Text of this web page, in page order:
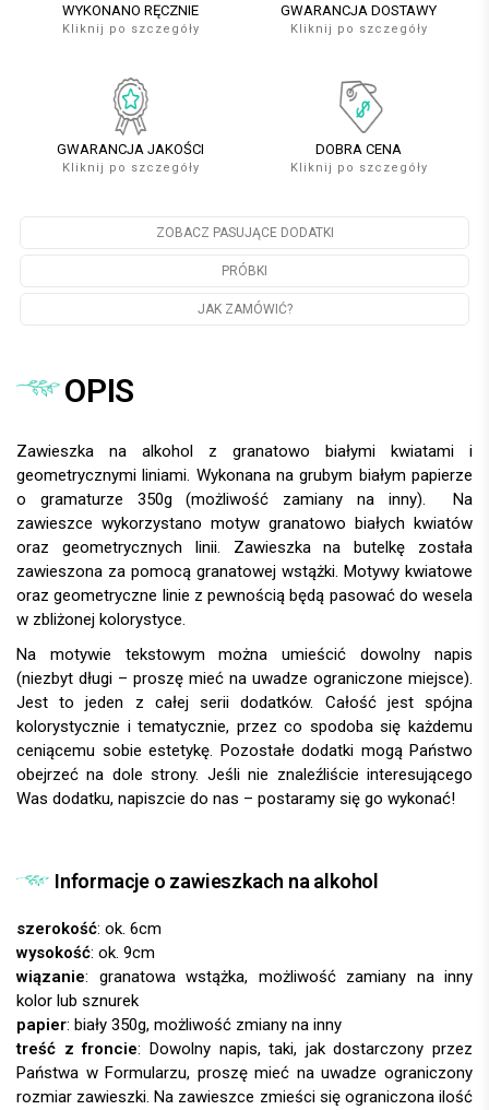
WYKONANO RĘCZNIE
Kliknij po szczegóły
GWARANCJA DOSTAWY
Kliknij po szczegóły
GWARANCJA JAKOŚCI
Kliknij po szczegóły
DOBRA CENA
Kliknij po szczegóły
ZOBACZ PASUJĄCE DODATKI
PRÓBKI
JAK ZAMÓWIĆ?
OPIS
Zawieszka na alkohol z granatowo białymi kwiatami i
geometrycznymi liniami. Wykonana na grubym białym papierze
o gramaturze 350g (możliwość zamiany na inny). Na
zawieszce wykorzystano motyw granatowo białych kwiatów
oraz geometrycznych linii. Zawieszka na butelkę została
zawieszona za pomocą granatowej wstążki. Motywy kwiatowe
oraz geometryczne linie z pewnością będą pasować do wesela
w zbliżonej kolorystyce.
Na motywie tekstowym można umieścić dowolny napis
(niezbyt długi – proszę mieć na uwadze ograniczone miejsce).
Jest to jeden z całej serii dodatków. Całość jest spójna
kolorystycznie i tematycznie, przez co spodoba się każdemu
ceniącemu sobie estetykę. Pozostałe dodatki mogą Państwo
obejrzeć na dole strony. Jeśli nie znaleźliście interesującego
Was dodatku, napiszcie do nas – postaramy się go wykonać!
Informacje o zawieszkach na alkohol
szerokość: ok. 6cm
wysokość: ok. 9cm
wiązanie: granatowa wstążka, możliwość zamiany na inny
kolor lub sznurek
papier: biały 350g, możliwość zmiany na inny
treść z froncie: Dowolny napis, taki, jak dostarczony przez
Państwa w Formularzu, proszę mieć na uwadze ograniczony
rozmiar zawieszki. Na zawieszce zmieści się ograniczona ilość